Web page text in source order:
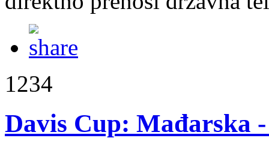
1234
Davis Cup: Mađarska